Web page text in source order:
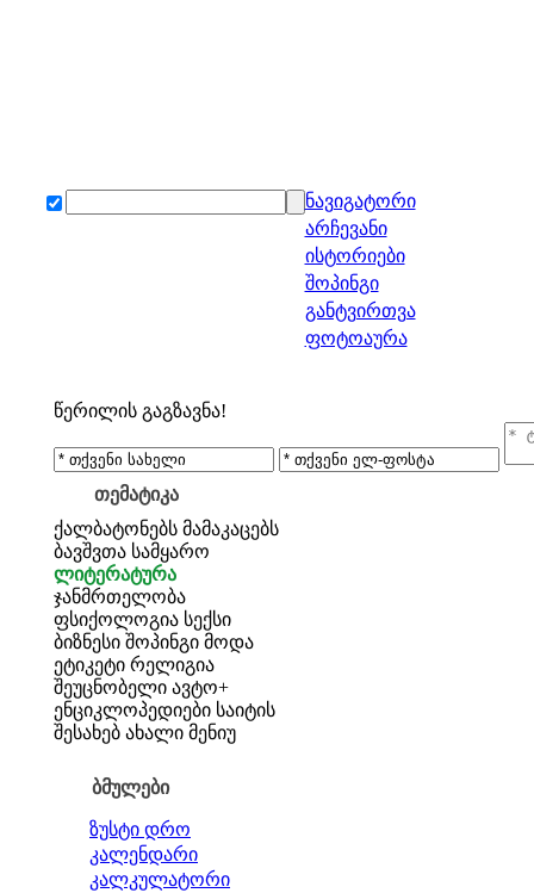
ნავიგატორი
არჩევანი
ისტორიები
შოპინგი
განტვირთვა
ფოტოაურა
წერილის გაგზავნა!
თემატიკა
ქალბატონებს მამაკაცებს
ბავშვთა სამყარო
ლიტერატურა
ჯანმრთელობა
ფსიქოლოგია სექსი
ბიზნესი შოპინგი მოდა
ეტიკეტი რელიგია
შეუცნობელი ავტო+
ენციკლოპედიები საიტის
შესახებ ახალი მენიუ
ბმულები
ზუსტი დრო
კალენდარი
კალკულატორი